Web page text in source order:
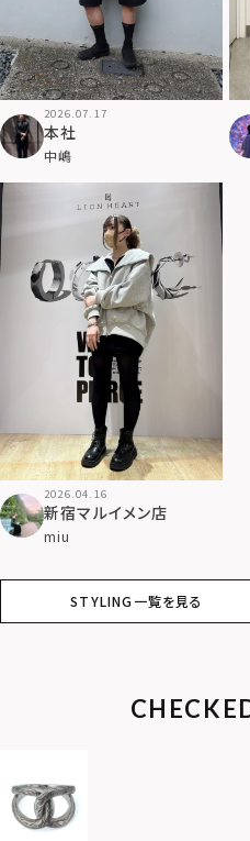
2026.07.17
本社
中嶋
2026.04.16
新宿マルイメン店
miu
STYLING一覧を見る